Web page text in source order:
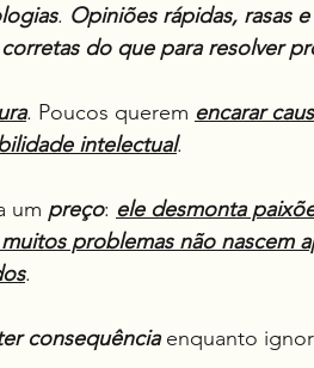
. Opiniões rápidas, rasas
do que para resolver
. Poucos querem encarar
intelectual.
um preço: ele desmonta
problemas não nascem
.
consequência enquanto